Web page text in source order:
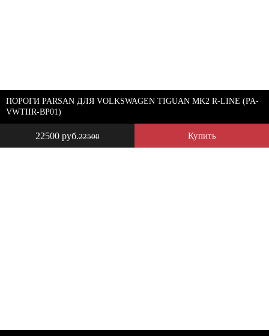
22500 руб.22500 Купить
ПОРОГИ PARSAN ДЛЯ VOLKSWAGEN TIGUAN MK2 R-LINE (PA-
VWTIIR-BP01)